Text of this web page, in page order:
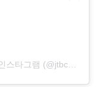
A post shared by JTBC 드라마 공식 인스타그램 (@jtbcdrama)